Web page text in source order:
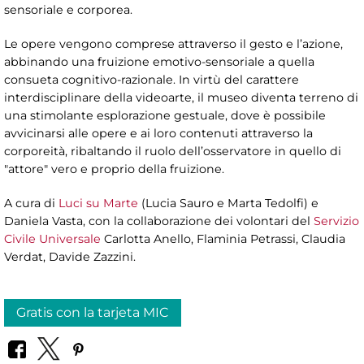
sensoriale e corporea.
Le opere vengono comprese attraverso il gesto e l’azione,
abbinando una fruizione emotivo-sensoriale a quella
consueta cognitivo-razionale. In virtù del carattere
interdisciplinare della videoarte, il museo diventa terreno di
una stimolante esplorazione gestuale, dove è possibile
avvicinarsi alle opere e ai loro contenuti attraverso la
corporeità, ribaltando il ruolo dell’osservatore in quello di
"attore" vero e proprio della fruizione.
A cura di Luci su Marte (Lucia Sauro e Marta Tedolfi) e
Daniela Vasta, con la collaborazione dei volontari del Servizio
Civile Universale Carlotta Anello, Flaminia Petrassi, Claudia
Verdat, Davide Zazzini.
Gratis con la tarjeta MIC